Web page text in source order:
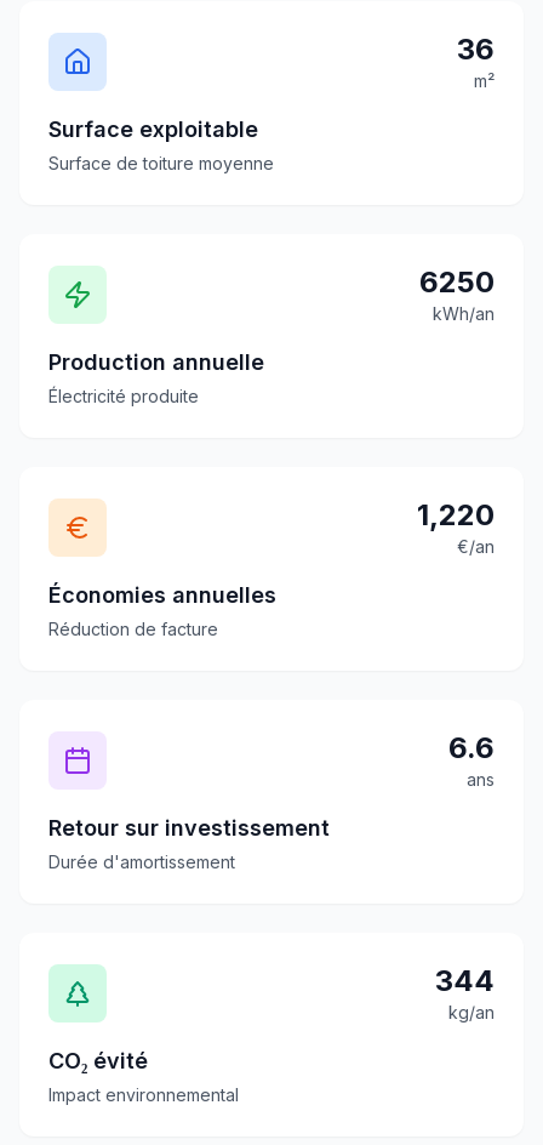
36
m²
Surface exploitable
Surface de toiture moyenne
6250
kWh/an
Production annuelle
Électricité produite
1,220
€/an
Économies annuelles
Réduction de facture
6.6
ans
Retour sur investissement
Durée d'amortissement
344
kg/an
CO₂ évité
Impact environnemental